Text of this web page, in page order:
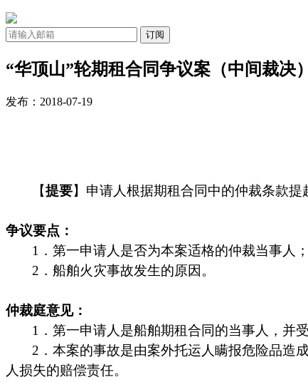
订阅
“华顶山”轮期租合同争议案（中间裁决
发布：2018-07-19
【提要】申请人根据期租合同中的仲裁条款
争议要点：
1 ．第一申请人是否为本案适格的仲裁当事人；
2 ．船舶火灾事故发生的原因。
仲裁庭意见：
1 ．第一申请人是船舶期租合同的当事人，并
2 ．本案的事故是由案外托运人瞒报危险品
人损失的赔偿责任。